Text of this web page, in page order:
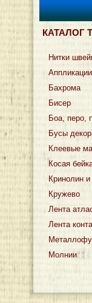
КАТАЛОГ
Нитки
Аппликации
Бахрома
Бисер
Боа, перо,
Бусы
Клеевые
Косая
Кринолин и
Кружево
Лента
Лента
Молнии